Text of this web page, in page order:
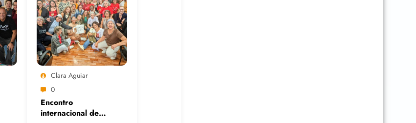
Clara Aguiar
0
Encontro
internacional de